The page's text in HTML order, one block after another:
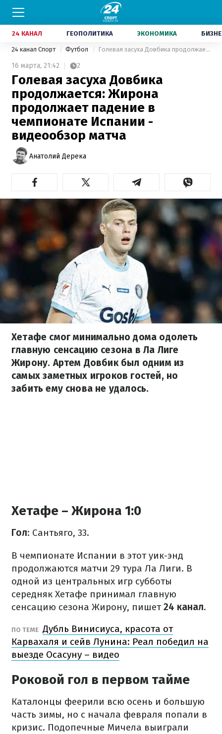
24 КАНАЛ ГЕОПОЛИТИКА ЭКОНОМИКА
24 канал Спорт Футбол Голевая засуха Довбика продолжается: Жирона продолжает падение в чемпионате Испании - видеообзор матча
16 марта, 21:42 2
Голевая засуха Довбика
продолжается: Жирона
продолжает падение в
чемпионате Испании -
видеообзор матча
Анатолий Дерека
Хетафе смог минимально дома одолеть
главную сенсацию сезона в Ла Лиге
Жирону. Артем Довбик был одним из
самых заметных игроков гостей, но
забить ему снова не удалось.
Хетафе – Жирона 1:0
Гол: Сантьяго, 33.
В чемпионате Испании в этот уик-энд
продолжаются матчи 29 тура Ла Лиги. В
одной из центральных игр субботы
середняк Хетафе принимал главную
сенсацию сезона Жирону, пишет24 канал.
ПО ТЕМЕ Дубль Винисиуса, красота от
Карвахаля и сейв Лунина: Реал победил на
выезде Осасуну – видео
Роковой гол в первом тайме
Каталонцы феерили всю осень и большую
часть зимы, но с начала февраля попали в
кризис. Подопечные Мичела выиграли